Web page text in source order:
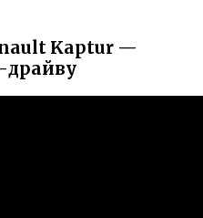
Kaptur —
драйву